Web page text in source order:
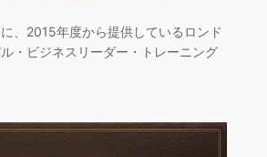
、2015年度から提供しているロンド
・ビジネスリーダー・トレーニング